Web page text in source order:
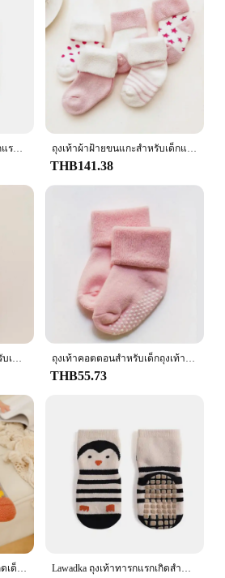
THB141.38
THB55.73